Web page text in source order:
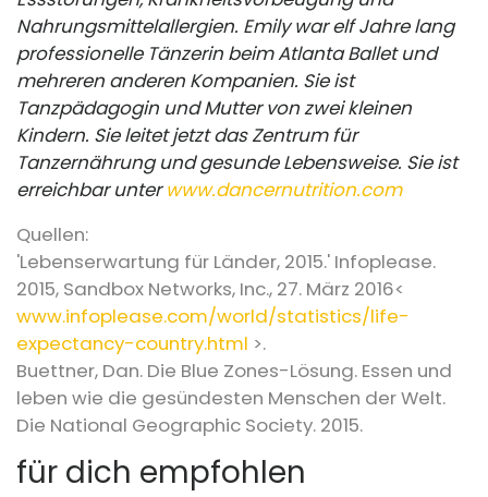
Nahrungsmittelallergien. Emily war elf Jahre lang
professionelle Tänzerin beim Atlanta Ballet und
mehreren anderen Kompanien. Sie ist
Tanzpädagogin und Mutter von zwei kleinen
Kindern. Sie leitet jetzt das Zentrum für
Tanzernährung und gesunde Lebensweise. Sie ist
erreichbar unter www.dancernutrition.com
Quellen:
'Lebenserwartung für Länder, 2015.' Infoplease.
2015, Sandbox Networks, Inc., 27. März 2016<
www.infoplease.com/world/statistics/life-
expectancy-country.html >.
Buettner, Dan. Die Blue Zones-Lösung. Essen und
leben wie die gesündesten Menschen der Welt.
Die National Geographic Society. 2015.
für dich empfohlen